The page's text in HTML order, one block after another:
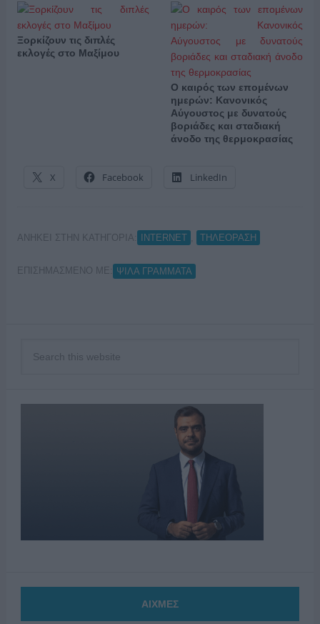
Ξορκίζουν τις διπλές
εκλογές στο Μαξίμου
Ο καιρός των επομένων
ημερών: Κανονικός
Αύγουστος με δυνατούς
βοριάδες και σταδιακή
άνοδο της θερμοκρασίας
X Facebook LinkedIn
ΑΝΗΚΕΙ ΣΤΗΝ ΚΑΤΗΓΟΡΙΑ: INTERNET ΤΗΛΕΟΡΑΣΗ
ΕΠΙΣΗΜΑΣΜΕΝΟ ΜΕ: ΨΙΛΑ ΓΡΑΜΜΑΤΑ
ΑΙΧΜΕΣ